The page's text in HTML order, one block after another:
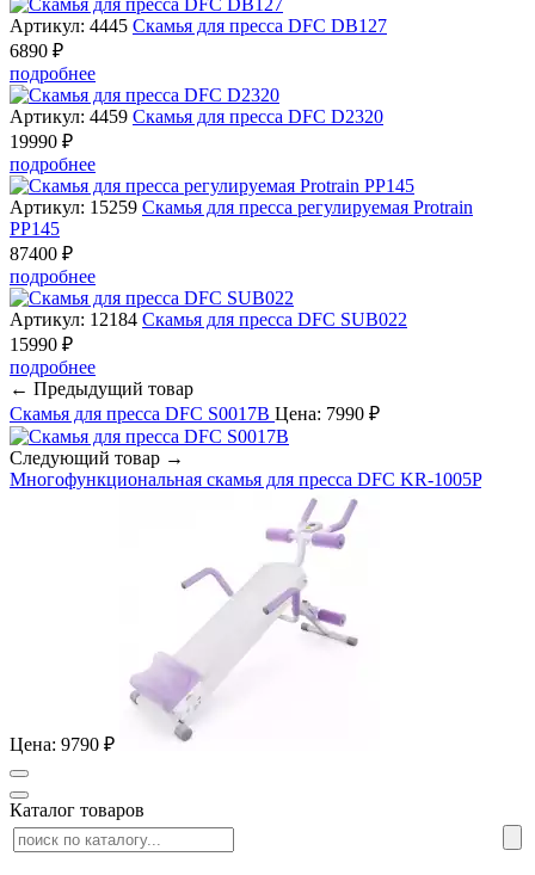
Артикул: 4445 Скамья для пресса DFC DB127
6890 ₽
подробнее
Артикул: 4459 Скамья для пресса DFC D2320
19990 ₽
подробнее
Артикул: 15259 Скамья для пресса регулируемая Protrain
PP145
87400 ₽
подробнее
Артикул: 12184 Скамья для пресса DFC SUB022
15990 ₽
подробнее
← Предыдущий товар
Скамья для пресса DFC S0017B Цена: 7990 ₽
Следующий товар →
Многофункциональная скамья для пресса DFC KR-1005P
Цена: 9790 ₽
Каталог товаров